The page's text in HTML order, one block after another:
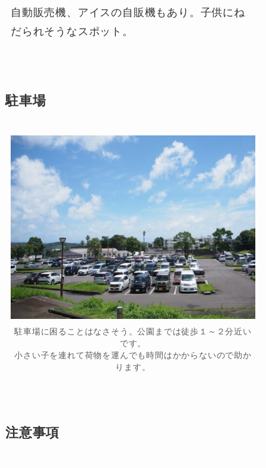
自動販売機、アイスの自販機もあり。子供にね
だられそうなスポット。
駐車場
駐車場に困ることはなさそう。公園までは徒歩１～２分近い
です。
小さい子を連れて荷物を運んでも時間はかからないので助か
ります。
注意事項